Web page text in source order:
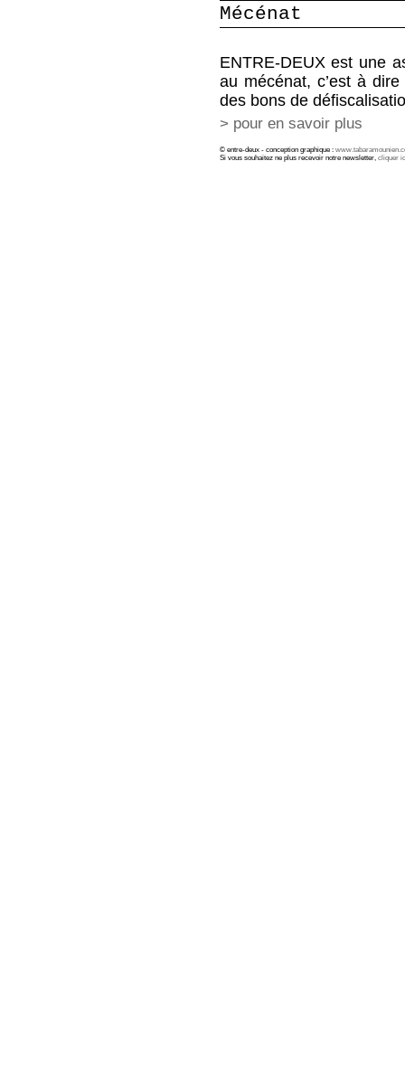
Mécénat
ENTRE-DEUX est une
au mécénat, c’est à
des bons de
> pour en savoir plus
© entre-deux - conception graphique :
Si vous souhaitez ne plus recevoir notre newsletter, cliquer